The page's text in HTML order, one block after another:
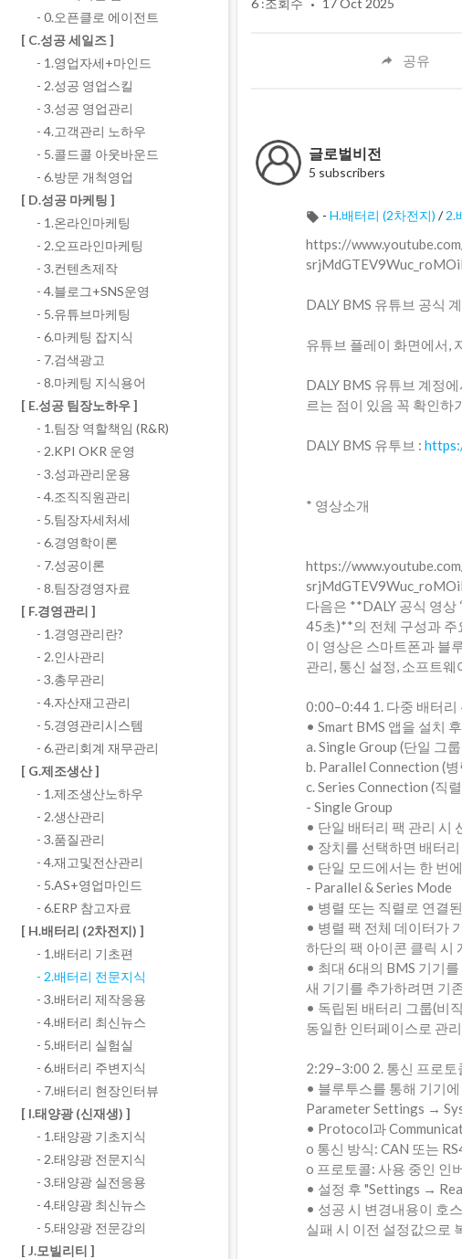
공유
글로벌비전
5 subscribers
- H.배터리 (2차전지) /2.
⁣https://
⁣DALY BMS 유튜브 공식
유튜브 플레이 화면에서,
DALY BMS 유튜브 계정
르는 점이 있음 꼭 확인하
DALY BMS 유투브 :
* 영상소개
https://
다음은 **DALY 공식 영
45초)**의 전체 구성과 주
이 영상은 스마트폰과 블
관리, 통신 설정, 소프트
0:00–0:44 1. 다중 배터리
• Smart BMS 앱을 설치
a. Single Group (단일 그
b. Parallel Connection (병
c. Series Connection (직
- Single Group
• 단일 배터리 팩 관리 시
• 장치를 선택하면 배터
• 단일 모드에서는 한 번
- Parallel & Series Mode
• 병렬 또는 직렬로 연결
• 병렬 팩 전체 데이터가
하단의 팩 아이콘 클릭 시
• 최대 6대의 BMS 기기
새 기기를 추가하려면 기
• 독립된 배터리 그룹(비
동일한 인터페이스로 관
2:29–3:00 2. 통신 프로토
• 블루투스를 통해 기기
Parameter Settings →
• Protocol과
o 통신 방식: CAN 또는
o 프로토콜: 사용 중인 인
• 설정 후 "Settings →
• 성공 시 변경내용이 호
실패 시 이전 설정값으로
- 0.오픈클로 에이전트
[ C.성공 세일즈 ]
- 1.영업자세+마인드
- 2.성공 영업스킬
- 3.성공 영업관리
- 4.고객관리 노하우
- 5.콜드콜 아웃바운드
- 6.방문 개척영업
[ D.성공 마케팅 ]
- 1.온라인마케팅
- 2.오프라인마케팅
- 3.컨텐츠제작
- 4.블로그+SNS운영
- 5.유튜브마케팅
- 6.마케팅 잡지식
- 7.검색광고
- 8.마케팅 지식용어
[ E.성공 팀장노하우 ]
- 1.팀장 역할책임 (R&R)
- 2.KPI OKR 운영
- 3.성과관리운용
- 4.조직직원관리
- 5.팀장자세처세
- 6.경영학이론
- 7.성공이론
- 8.팀장경영자료
[ F.경영관리 ]
- 1.경영관리란?
- 2.인사관리
- 3.총무관리
- 4.자산재고관리
- 5.경영관리시스템
- 6.관리회계 재무관리
[ G.제조생산 ]
- 1.제조생산노하우
- 2.생산관리
- 3.품질관리
- 4.재고및전산관리
- 5.AS+영업마인드
- 6.ERP 참고자료
[ H.배터리 (2차전지) ]
- 1.배터리 기초편
- 2.배터리 전문지식
- 3.배터리 제작응용
- 4.배터리 최신뉴스
- 5.배터리 실험실
- 6.배터리 주변지식
- 7.배터리 현장인터뷰
[ I.태양광 (신재생) ]
- 1.태양광 기초지식
- 2.태양광 전문지식
- 3.태양광 실전응용
- 4.태양광 최신뉴스
- 5.태양광 전문강의
[ J.모빌리티 ]